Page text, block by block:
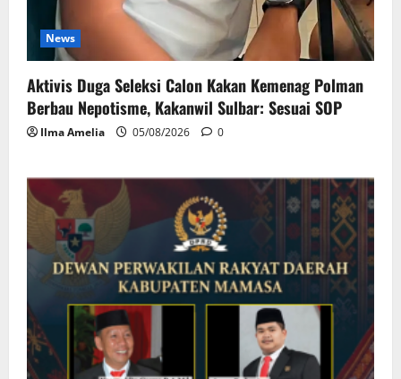
News
Aktivis Duga Seleksi Calon Kakan Kemenag Polman
Berbau Nepotisme, Kakanwil Sulbar: Sesuai SOP
Ilma Amelia 05/08/2026 0